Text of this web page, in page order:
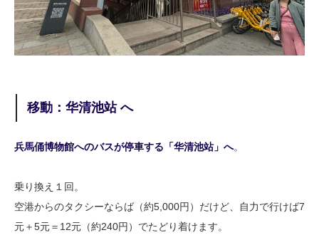
移動：华清池站 へ
兵馬俑博物館へのバスが停車する「华清池站」へ。
乗り換え１回。
空港からのタクシーならば（約5,000円）だけど、自力で行けば7
元＋5元＝12元（約240円）でたどり着けます。